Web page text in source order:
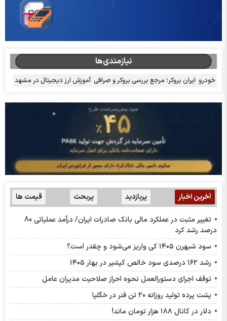
نیازمندی‌ها
خودرو ایران بروکر؛ مرجع بررسی بروکر و صرافی آموزش ارز دیجیتال در مشهد
آخرین اخبار پربازدید پربحث قیمت ها
تغییر مثبت در عملکرد مالی بانک صادرات ایران/ درآمد عملیاتی 80
درصد رشد کرد
سود شبهرن ۱۴۰۵ کی واریز می‌شود و چقدر است؟
رشد ۱۶۲ درصدی سود خالص کپشیر در بهار ۱۴۰۵
توقف اجرای دستورالعمل نحوه احراز صلاحیت مدیران عامل
پشت پرده تولید روزانه ۲۰ تن فنر در خگلپا
دلار در کانال ۱۸۸ هزار تومان ماند!